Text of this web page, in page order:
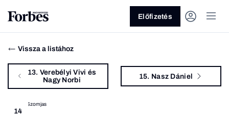
Előfizetés
Vissza a listához
13. Verebélyi Vivi és
Nagy Norbi
15. Nasz Dániel
14